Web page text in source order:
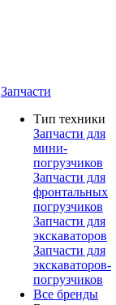
Запчасти
Тип техники
Запчасти для
мини-
погрузчиков
Запчасти для
фронтальных
погрузчиков
Запчасти для
экскаваторов
Запчасти для
экскаваторов-
погрузчиков
Все бренды